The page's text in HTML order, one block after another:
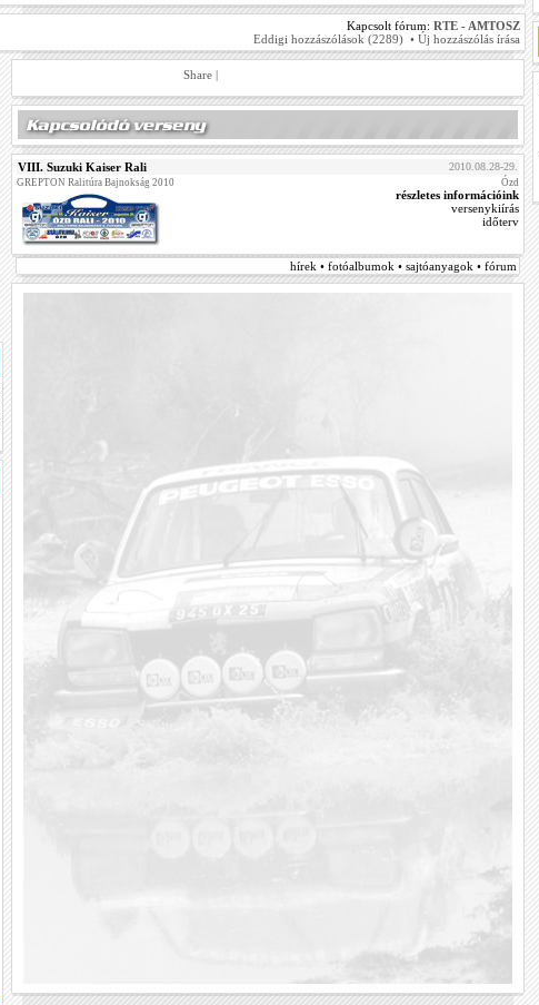
Kapcsolt fórum: RTE - AMTOSZ
Eddigi hozzászólások (2289)• Új hozzászólás írása
Share |
VIII. Suzuki Kaiser Rali 2010.08.28-29.
GREPTON Ralitúra Bajnokság 2010 Ózd
részletes információink
versenykiírás
időterv
hírek • fotóalbumok • sajtóanyagok • fórum